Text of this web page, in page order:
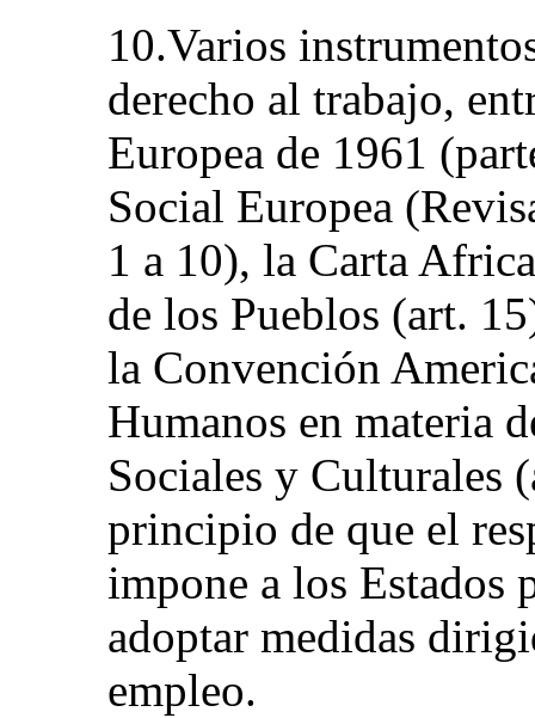
10.Varios
derecho al trabajo,
Europea de 1961
Social Europea
1 a 10), la Carta
de los Pueblos (art.
la Convención
Humanos en materia
Sociales y Culturales
principio de que el
impone a los Estados
adoptar medidas
empleo.